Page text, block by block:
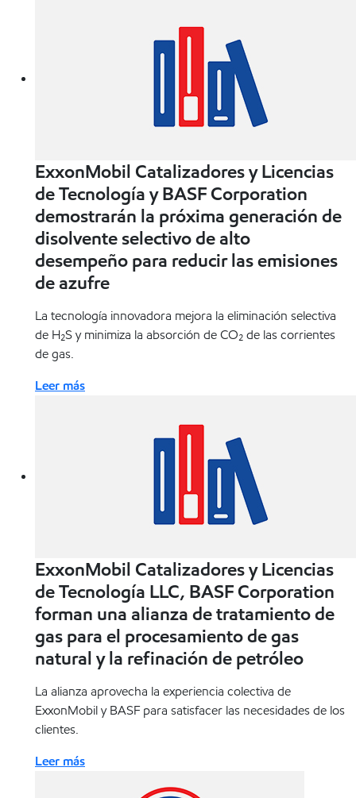
ExxonMobil Catalizadores y Licencias
de Tecnología y BASF Corporation
demostrarán la próxima generación de
disolvente selectivo de alto
desempeño para reducir las emisiones
de azufre
La tecnología innovadora mejora la eliminación selectiva
de H₂S y minimiza la absorción de CO₂ de las corrientes
de gas.
Leer más
ExxonMobil Catalizadores y Licencias
de Tecnología LLC, BASF Corporation
forman una alianza de tratamiento de
gas para el procesamiento de gas
natural y la refinación de petróleo
La alianza aprovecha la experiencia colectiva de
ExxonMobil y BASF para satisfacer las necesidades de los
clientes.
Leer más